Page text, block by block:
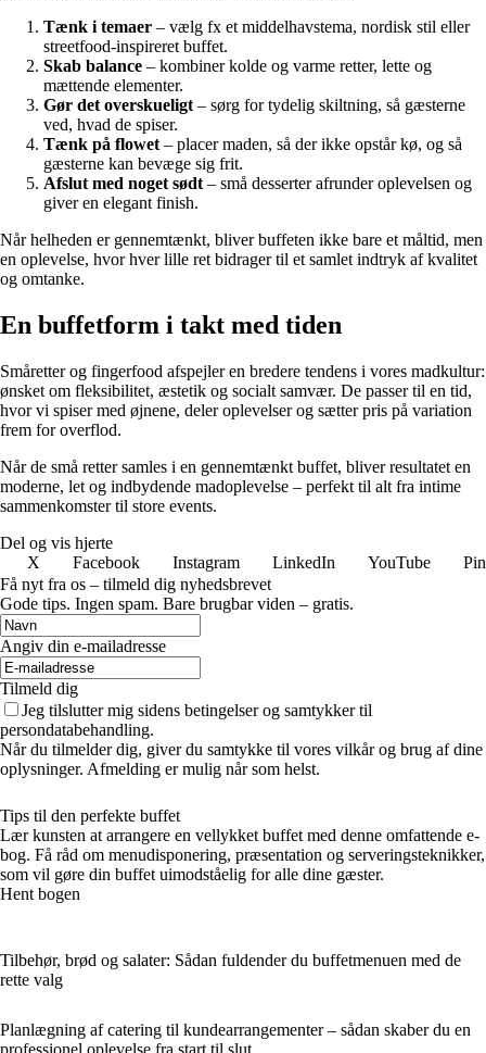
Tænk i temaer – vælg fx et middelhavstema, nordisk stil eller
streetfood-inspireret buffet.
Skab balance – kombiner kolde og varme retter, lette og
mættende elementer.
Gør det overskueligt – sørg for tydelig skiltning, så gæsterne
ved, hvad de spiser.
Tænk på flowet – placer maden, så der ikke opstår kø, og så
gæsterne kan bevæge sig frit.
Afslut med noget sødt – små desserter afrunder oplevelsen og
giver en elegant finish.
Når helheden er gennemtænkt, bliver buffeten ikke bare et måltid, men
en oplevelse, hvor hver lille ret bidrager til et samlet indtryk af kvalitet
og omtanke.
En buffetform i takt med tiden
Småretter og fingerfood afspejler en bredere tendens i vores madkultur:
ønsket om fleksibilitet, æstetik og socialt samvær. De passer til en tid,
hvor vi spiser med øjnene, deler oplevelser og sætter pris på variation
frem for overflod.
Når de små retter samles i en gennemtænkt buffet, bliver resultatet en
moderne, let og indbydende madoplevelse – perfekt til alt fra intime
sammenkomster til store events.
Del og vis hjerte
X
Facebook Instagram LinkedIn YouTube
Få nyt fra os – tilmeld dig nyhedsbrevet
Gode tips. Ingen spam. Bare brugbar viden – gratis.
Angiv din e-mailadresse
Tilmeld dig
Jeg tilslutter mig sidens betingelser og samtykker til
persondatabehandling.
Når du tilmelder dig, giver du samtykke til vores vilkår og brug af dine
oplysninger. Afmelding er mulig når som helst.
Tips til den perfekte buffet
Lær kunsten at arrangere en vellykket buffet med denne omfattende e-
bog. Få råd om menudisponering, præsentation og serveringsteknikker,
som vil gøre din buffet uimodståelig for alle dine gæster.
Hent bogen
Tilbehør, brød og salater: Sådan fuldender du buffetmenuen med de
rette valg
Planlægning af catering til kundearrangementer – sådan skaber du en
professionel oplevelse fra start til slut